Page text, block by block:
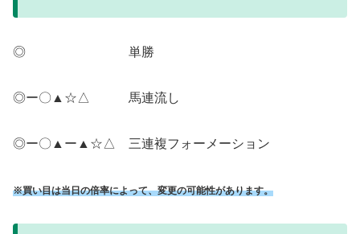
◎ 単勝
◎ー〇▲☆△ 馬連流し
◎ー〇▲ー▲☆△ 三連複フォーメーション
※買い目は当日の倍率によって、変更の可能性があります。